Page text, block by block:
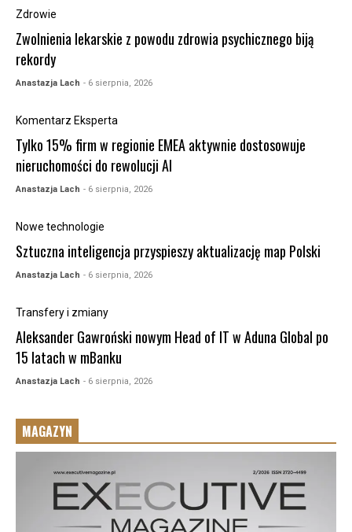
Zdrowie
Zwolnienia lekarskie z powodu zdrowia psychicznego biją
rekordy
Anastazja Lach - 6 sierpnia, 2026
Komentarz Eksperta
Tylko 15% firm w regionie EMEA aktywnie dostosowuje
nieruchomości do rewolucji AI
Anastazja Lach - 6 sierpnia, 2026
Nowe technologie
Sztuczna inteligencja przyspieszy aktualizację map Polski
Anastazja Lach - 6 sierpnia, 2026
Transfery i zmiany
Aleksander Gawroński nowym Head of IT w Aduna Global po
15 latach w mBanku
Anastazja Lach - 6 sierpnia, 2026
MAGAZYN